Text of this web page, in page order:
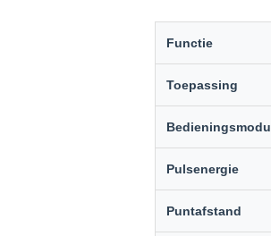
Functie
Toepassing
Pulsenergie
Puntafstand